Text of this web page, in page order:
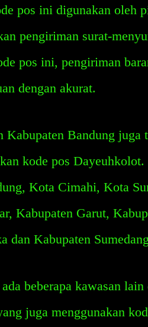
pos ini digunakan oleh
pengiriman surat-
pos ini, pengiriman
dengan akurat.
Bandung juga
kode pos
Kota Cimahi, Kota
Kabupaten Garut,
dan Kabupaten
beberapa kawasan
juga menggunakan